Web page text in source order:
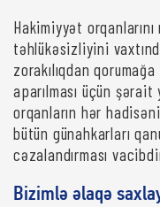
Hakimiyyət
təhlükəsizliyini
zorakılıqdan
aparılması üçün
orqanların hər
bütün günahkarları
cəzalandırması
Bizimlə əlaqə